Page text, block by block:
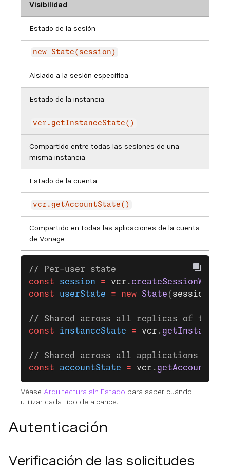
Visibilidad
Estado de la sesión
new State(session)
Aislado a la sesión específica
Estado de la instancia
vcr.getInstanceState()
Compartido entre todas las sesiones de una
misma instancia
Estado de la cuenta
vcr.getAccountState()
Compartido en todas las aplicaciones de la cuenta
de Vonage
// Per-user state
const session = vcr . createSessionWithId
const userState = new State ( session
// Shared across all replicas of this
const instanceState = vcr .
// Shared across all applications in
const accountState = vcr .
Véase Arquitectura sin Estado para saber cuándo
utilizar cada tipo de alcance.
Autenticación
Verificación de las solicitudes